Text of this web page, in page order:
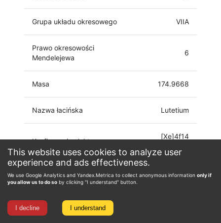
This website uses cookies to analyze user
experience and ads effectiveness.
We use Google Analytics and Yandex.Metrica to collect anonymous information only if
you allow us to do so by clicking "I understand" button.
I decline I understand
Grupa układu okresowego VIIA
Prawo okresowości
Mendelejewa
6
Masa 174.9668
Nazwa łacińska Lutetium
Konfiguracja elektronowa
[Xe]4f14
Stopień utlenienia 0, 1, 2, 3